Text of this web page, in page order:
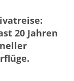
20 Jahren